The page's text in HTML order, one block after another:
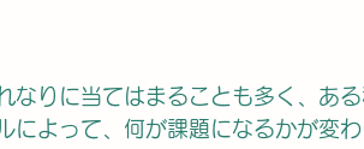
なりに当てはまることも多く、あ
によって、何が課題になるかが変わ